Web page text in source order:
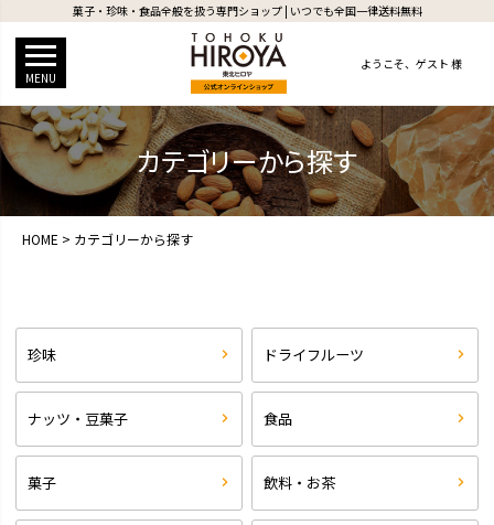
菓子・珍味・食品全般を扱う専門ショップ | いつでも全国一律送料無料
MENU
ようこそ、ゲスト 様
カテゴリーから探す
HOME カテゴリーから探す
珍味 ドライフルーツ
ナッツ・豆菓子 食品
菓子 飲料・お茶